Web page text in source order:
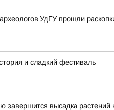
УдГУ прошли
и сладкий фестиваль
завершится высадка